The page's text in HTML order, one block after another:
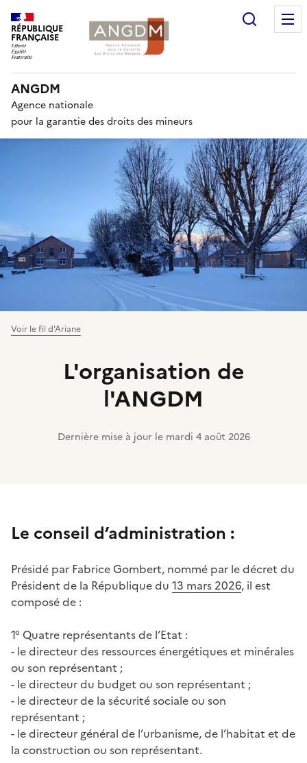
RÉPUBLIQUE
FRANÇAISE
ANGDM
Agence nationale
pour la garantie des droits des mineurs
L'organisation de
l'ANGDM
Dernière mise à jour le mardi 4 août 2026
Voir le fil d'Ariane
Le conseil d’administration :
Présidé par Fabrice Gombert, nommé par le décret du
Président de la République du 13 mars 2026, il est
composé de :
1° Quatre représentants de l’Etat :
- le directeur des ressources énergétiques et minérales
ou son représentant ;
- le directeur du budget ou son représentant ;
- le directeur de la sécurité sociale ou son
représentant ;
- le directeur général de l’urbanisme, de l’habitat et de
la construction ou son représentant.